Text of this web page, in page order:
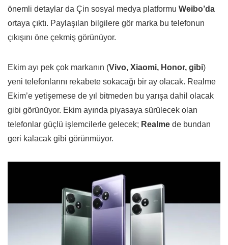
önemli detaylar da Çin sosyal medya platformu Weibo’da
ortaya çıktı. Paylaşılan bilgilere gör marka bu telefonun
çıkışını öne çekmiş görünüyor.
Ekim ayı pek çok markanın (Vivo, Xiaomi, Honor, gibi)
yeni telefonlarını rekabete sokacağı bir ay olacak. Realme
Ekim’e yetişemese de yıl bitmeden bu yarışa dahil olacak
gibi görünüyor. Ekim ayında piyasaya sürülecek olan
telefonlar güçlü işlemcilerle gelecek; Realme de bundan
geri kalacak gibi görünmüyor.